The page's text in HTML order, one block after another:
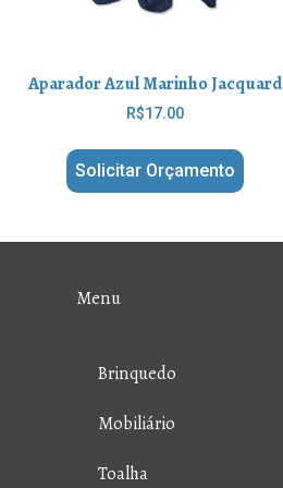
Aparador Azul Marinho Jacquard
R$17.00
Solicitar Orçamento
Menu
Brinquedo
Mobiliário
Toalha